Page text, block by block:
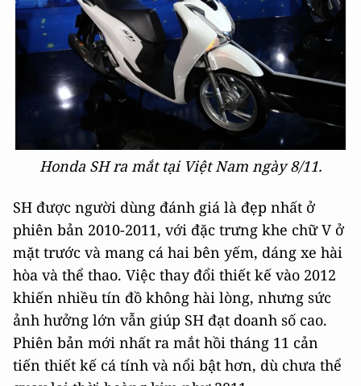
Honda SH ra mắt tại Việt Nam ngày 8/11.
SH được người dùng đánh giá là đẹp nhất ở
phiên bản 2010-2011, với đặc trưng khe chữ V ở
mặt trước và mang cá hai bên yếm, dáng xe hài
hòa và thể thao. Việc thay đổi thiết kế vào 2012
khiến nhiều tín đồ không hài lòng, nhưng sức
ảnh hưởng lớn vẫn giúp SH đạt doanh số cao.
Phiên bản mới nhất ra mắt hồi tháng 11 cản
tiến thiết kế cá tính và nổi bật hơn, dù chưa thể